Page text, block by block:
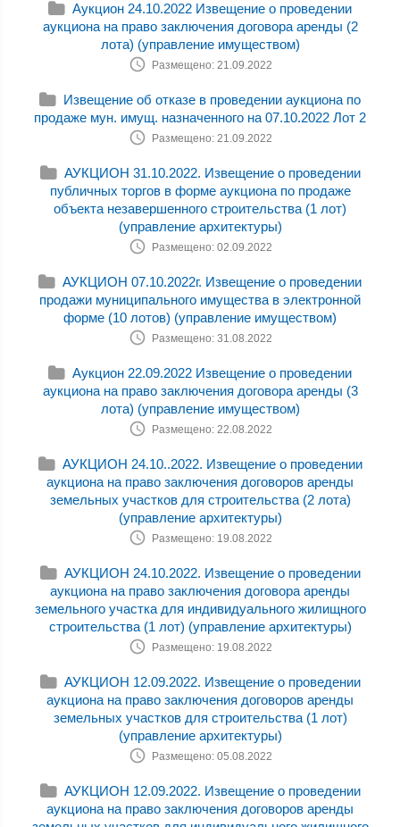
Аукцион 24.10.2022 Извещение о проведении
аукциона на право заключения договора аренды (2
лота) (управление имуществом)
Размещено: 21.09.2022
Извещение об отказе в проведении аукциона по
продаже мун. имущ. назначенного на 07.10.2022 Лот 2
Размещено: 21.09.2022
АУКЦИОН 31.10.2022. Извещение о проведении
публичных торгов в форме аукциона по продаже
объекта незавершенного строительства (1 лот)
(управление архитектуры)
Размещено: 02.09.2022
АУКЦИОН 07.10.2022г. Извещение о проведении
продажи муниципального имущества в электронной
форме (10 лотов) (управление имуществом)
Размещено: 31.08.2022
Аукцион 22.09.2022 Извещение о проведении
аукциона на право заключения договора аренды (3
лота) (управление имуществом)
Размещено: 22.08.2022
АУКЦИОН 24.10..2022. Извещение о проведении
аукциона на право заключения договоров аренды
земельных участков для строительства (2 лота)
(управление архитектуры)
Размещено: 19.08.2022
АУКЦИОН 24.10.2022. Извещение о проведении
аукциона на право заключения договора аренды
земельного участка для индивидуального жилищного
строительства (1 лот) (управление архитектуры)
Размещено: 19.08.2022
АУКЦИОН 12.09.2022. Извещение о проведении
аукциона на право заключения договоров аренды
земельных участков для строительства (1 лот)
(управление архитектуры)
Размещено: 05.08.2022
АУКЦИОН 12.09.2022. Извещение о проведении
аукциона на право заключения договоров аренды